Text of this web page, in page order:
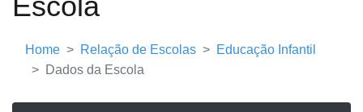
Home Relação de Escolas
Educação Infantil
Dados da Escola